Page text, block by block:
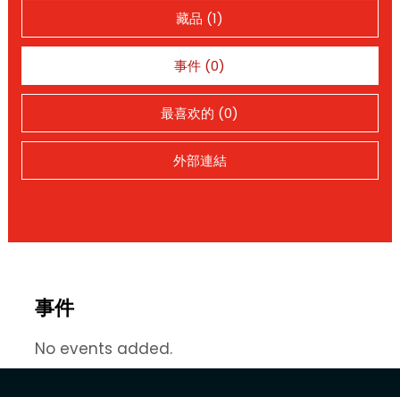
藏品 (1)
事件 (0)
最喜欢的 (0)
外部連結
事件
No events added.